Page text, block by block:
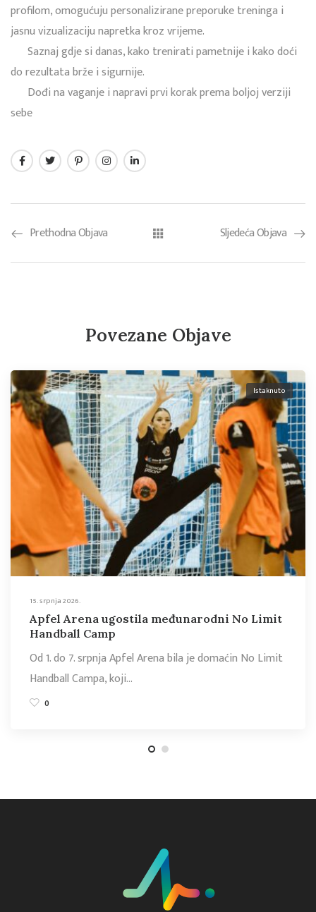
profilom, omogućuju personalizirane preporuke treninga i
jasnu vizualizaciju napretka kroz vrijeme.
Saznaj gdje si danas, kako trenirati pametnije i kako doći
do rezultata brže i sigurnije.
Dođi na vaganje i napravi prvi korak prema boljoj verziji
sebe
Prethodna Objava Sljedeća Objava
Povezane Objave
15. srpnja 2026.
Istaknuto
Apfel Arena ugostila međunarodni No Limit
Handball Camp
Od 1. do 7. srpnja Apfel Arena bila je domaćin No Limit
Handball Campa, koji…
0